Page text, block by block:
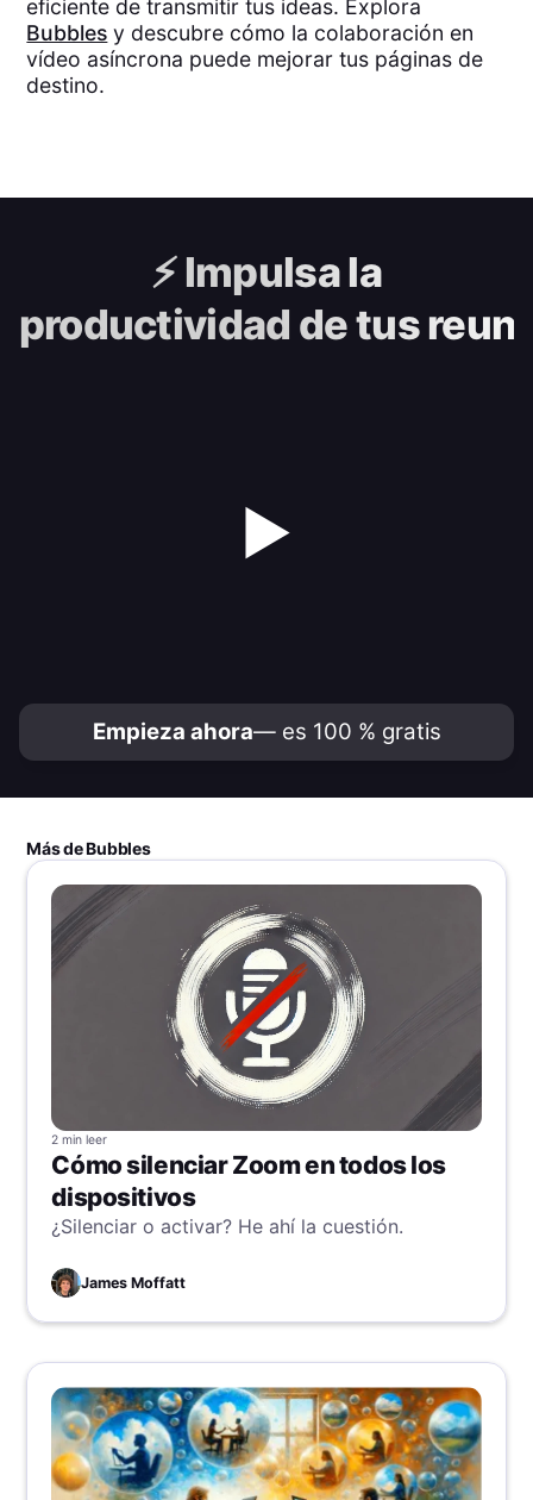
eficiente de transmitir tus ideas. Explora
Bubbles y descubre cómo la colaboración en
vídeo asíncrona puede mejorar tus páginas de
destino.
⚡️Impulsa la
productividad de tus
▶
Empieza ahora— es 100 % gratis
Más de Bubbles
2 min leer
Cómo silenciar Zoom en todos los
dispositivos
¿Silenciar o activar? He ahí la cuestión.
James Moffatt